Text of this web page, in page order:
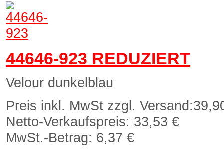
44646-923 REDUZIERT
Velour dunkelblau
Preis inkl. MwSt zzgl. Versand:
Netto-Verkaufspreis: 33,53 €
MwSt.-Betrag: 6,37 €